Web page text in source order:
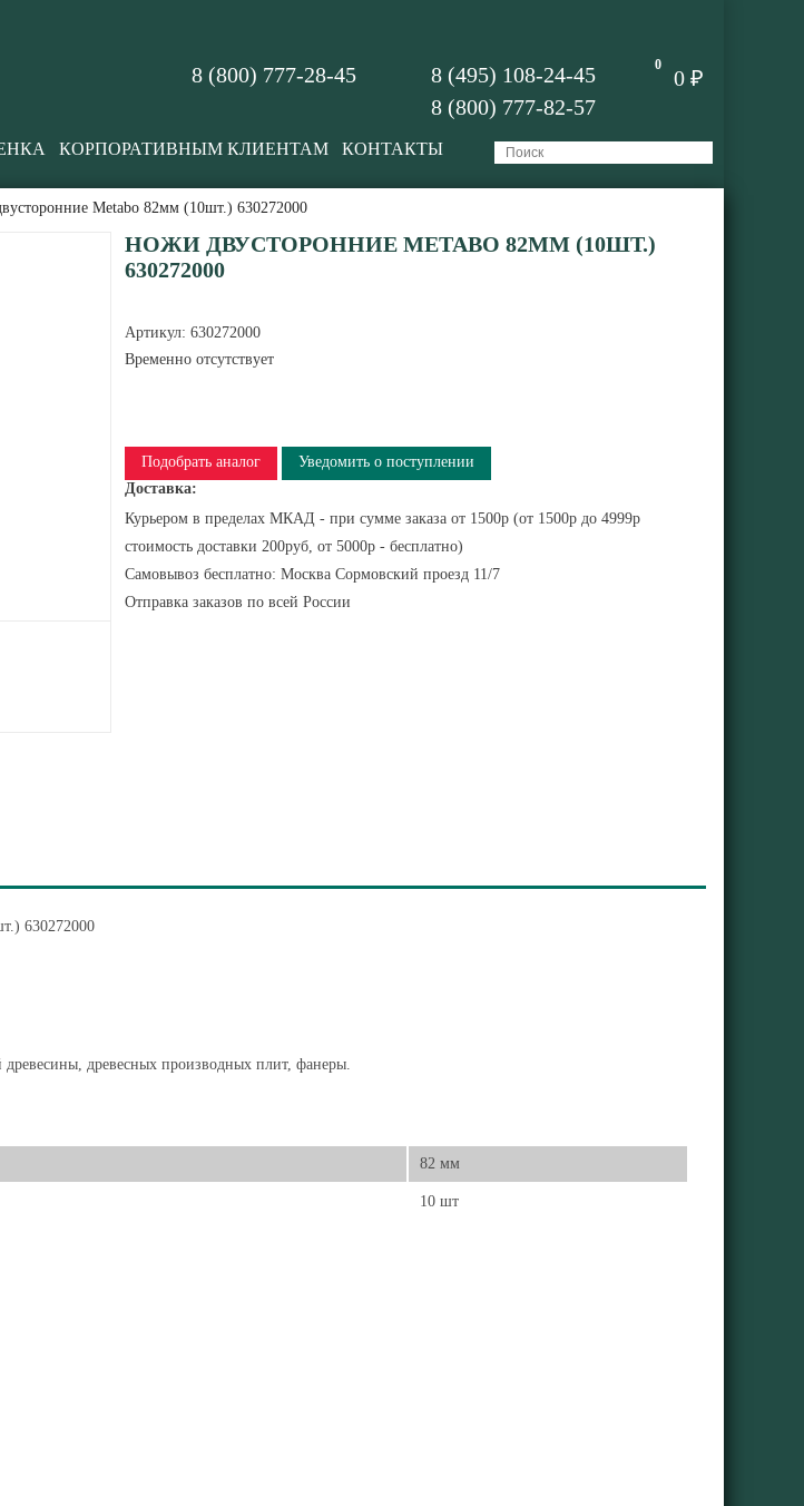
0
0 ₽
8 (495) 108-24-45
8 (800) 777-82-57
8 (800) 777-28-45
КОРПОРАТИВНЫМ КЛИЕНТАМ КОНТАКТЫ
Metabo 82мм (10шт.) 630272000
НОЖИ ДВУСТОРОННИЕ METABO 82ММ (10ШТ.)
630272000
Артикул: 630272000
Временно отсутствует
Подобрать аналог
Уведомить о поступлении
Доставка:
Курьером в пределах МКАД - при сумме заказа от 1500р (от 1500р до 4999р
стоимость доставки 200руб, от 5000р - бесплатно)
Самовывоз бесплатно: Москва Сормовский проезд 11/7
Отправка заказов по всей России
630272000
древесины, древесных производных плит, фанеры.
82 мм
10 шт